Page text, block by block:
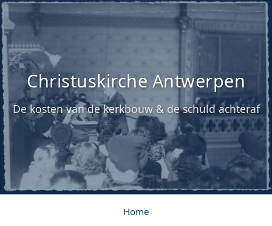
Christuskirche Antwerpen
De kosten van de kerkbouw & de schuld achteraf
Home